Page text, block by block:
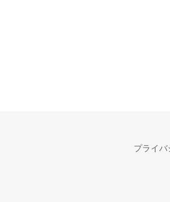
プライ